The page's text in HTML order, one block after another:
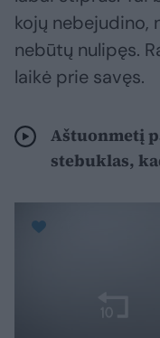
kojų nebejudino,
nebūtų nulipęs.
laikė prie savęs.
Aštuonmetį
stebuklas,